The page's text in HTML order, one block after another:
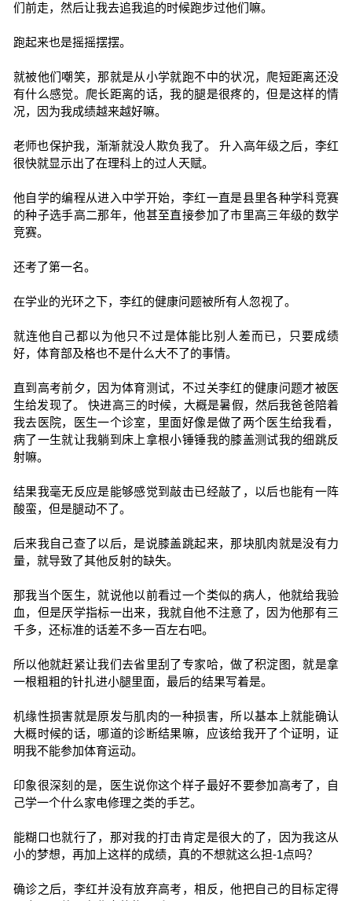
们前走，然后让我去追我追的时候跑步过他们嘛。
跑起来也是摇摇摆摆。
就被他们嘲笑，那就是从小学就跑不中的状况，爬短距离还没
有什么感觉。爬长距离的话，我的腿是很疼的，但是这样的情
况，因为我成绩越来越好嘛。
老师也保护我，渐渐就没人欺负我了。 升入高年级之后，李红
很快就显示出了在理科上的过人天赋。
他自学的编程从进入中学开始，李红一直是县里各种学科竞赛
的种子选手高二那年，他甚至直接参加了市里高三年级的数学
竞赛。
还考了第一名。
在学业的光环之下，李红的健康问题被所有人忽视了。
就连他自己都以为他只不过是体能比别人差而已，只要成绩
好，体育部及格也不是什么大不了的事情。
直到高考前夕，因为体育测试，不过关李红的健康问题才被医
生给发现了。 快进高三的时候，大概是暑假，然后我爸爸陪着
我去医院，医生一个诊室，里面好像是做了两个医生给我看，
病了一生就让我躺到床上拿根小锤锤我的膝盖测试我的细跳反
射嘛。
结果我毫无反应是能够感觉到敲击已经敲了，以后也能有一阵
酸蛮，但是腿动不了。
后来我自己查了以后，是说膝盖跳起来，那块肌肉就是没有力
量，就导致了其他反射的缺失。
那我当个医生，就说他以前看过一个类似的病人，他就给我验
血，但是厌学指标一出来，我就自他不注意了，因为他那有三
千多，还标准的话差不多一百左右吧。
所以他就赶紧让我们去省里刮了专家哈，做了积淀图，就是拿
一根粗粗的针扎进小腿里面，最后的结果写着是。
机缘性损害就是原发与肌肉的一种损害，所以基本上就能确认
大概时候的话，哪道的诊断结果嘛，应该给我开了个证明，证
明我不能参加体育运动。
印象很深刻的是，医生说你这个样子最好不要参加高考了，自
己学一个什么家电修理之类的手艺。
能糊口也就行了，那对我的打击肯定是很大的了，因为我这从
小的梦想，再加上这样的成绩，真的不想就这么担-1点吗？
确诊之后，李红并没有放弃高考，相反，他把自己的目标定得